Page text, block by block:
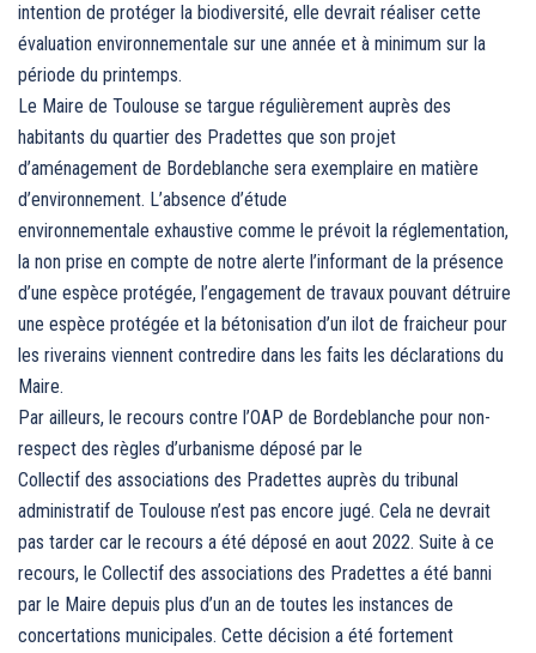
intention de protéger la biodiversité, elle devrait réaliser cette
évaluation environnementale sur une année et à minimum sur la
période du printemps.
Le Maire de Toulouse se targue régulièrement auprès des
habitants du quartier des Pradettes que son projet
d’aménagement de Bordeblanche sera exemplaire en matière
d’environnement. L’absence d’étude
environnementale exhaustive comme le prévoit la réglementation,
la non prise en compte de notre alerte l’informant de la présence
d’une espèce protégée, l’engagement de travaux pouvant détruire
une espèce protégée et la bétonisation d’un ilot de fraicheur pour
les riverains viennent contredire dans les faits les déclarations du
Maire.
Par ailleurs, le recours contre l’OAP de Bordeblanche pour non-
respect des règles d’urbanisme déposé par le
Collectif des associations des Pradettes auprès du tribunal
administratif de Toulouse n’est pas encore jugé. Cela ne devrait
pas tarder car le recours a été déposé en aout 2022. Suite à ce
recours, le Collectif des associations des Pradettes a été banni
par le Maire depuis plus d’un an de toutes les instances de
concertations municipales. Cette décision a été fortement